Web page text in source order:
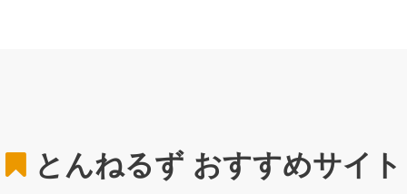
とんねるずおすすめサイト